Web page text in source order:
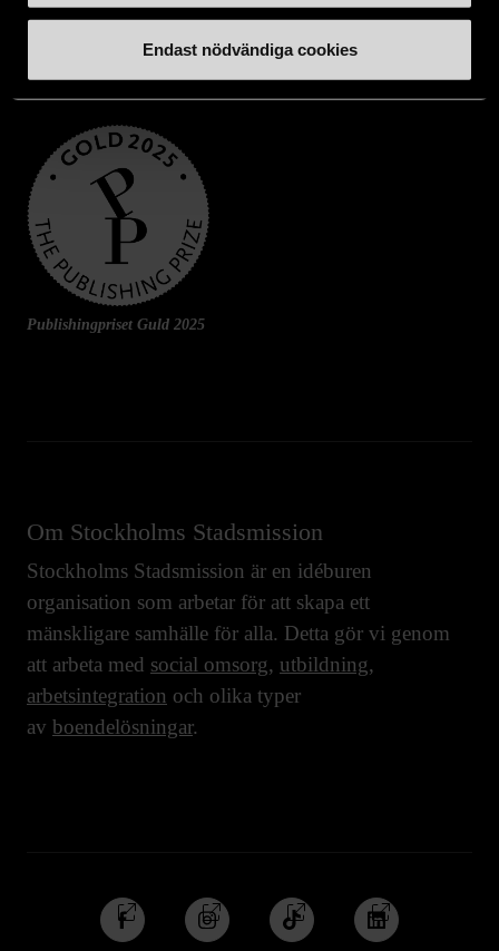
Endast nödvändiga cookies
Publishingpriset Guld 2025
Om Stockholms Stadsmission
Stockholms Stadsmission är en idéburen
organisation som arbetar för att skapa ett
mänskligare samhälle för alla. Detta gör vi genom
att arbeta med social omsorg, utbildning,
arbetsintegration och olika typer
av boendelösningar.
Följ
oss
Följ
oss
Följ
oss
Följ
oss